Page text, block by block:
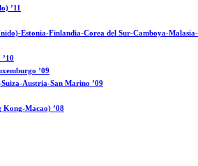
’11
Estonia-Finlandia-Corea del Sur-Camboya-
’09
Austria-San Marino ’09
Kong-Macao) ’08